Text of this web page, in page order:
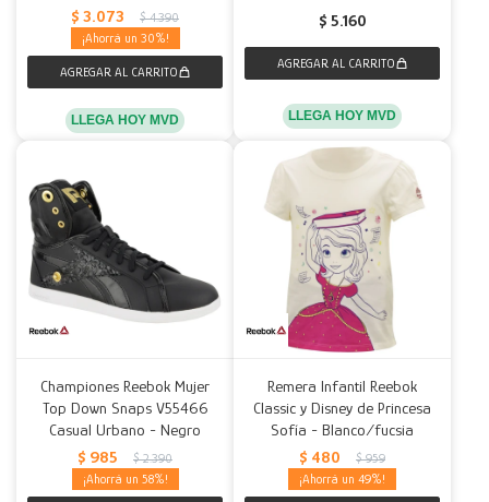
$ 3.073 $ 4.390
30
LLEGA HOY MVD
$ 5.160
LLEGA HOY MVD
Championes Reebok Mujer
Top Down Snaps V55466
Casual Urbano - Negro
$ 985 $ 2.390
58
Remera Infantil Reebok
Classic y Disney de Princesa
Sofía - Blanco/fucsia
$ 480 $ 959
49